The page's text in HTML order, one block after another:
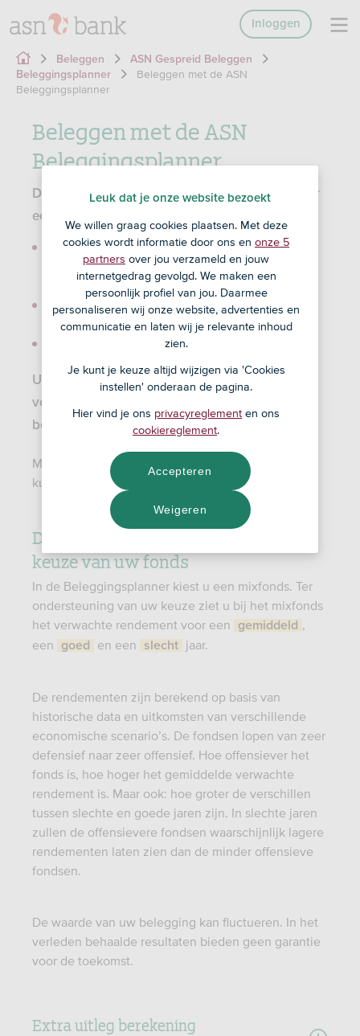
Inloggen
Beleggen
ASN Gespreid Beleggen
Beleggingsplanner
Beleggen met de ASN
Beleggingsplanner
Beleggen met de ASN
Beleggingsplanner
De ASN Beleggingsplanner geeft u in een paar
eenvoudige stappen inzicht in:
het rendement van uw combinatie van
beleggen en sparen; anders gezegd: wat kan
die combinatie u opleveren?
welke inleg is nodig om uw doelbedrag te
realiseren
hoeveel risico u loopt.
U leest hier meer informatie over hoe de
verwachte rendementen en resultaten zijn
berekend.
Met beleggen loop je risico en maak je kosten. Je
kunt je inleg of een deel daarvan verliezen.
De getoonde rendementen bij de
keuze van uw fonds
In de Beleggingsplanner kiest u een mixfonds. Ter
ondersteuning van uw keuze ziet u bij het mixfonds
het verwachte rendement voor een
gemiddeld ,
een
goed en een slecht jaar.
De rendementen zijn berekend op basis van
historische data en uitkomsten van verschillende
economische scenario’s. De fondsen lopen van zeer
defensief naar zeer offensief. Hoe offensiever het
fonds is, hoe hoger het gemiddelde verwachte
rendement is. Maar ook: hoe groter de verschillen
tussen slechte en goede jaren zijn. In slechte jaren
zullen de offensievere fondsen waarschijnlijk lagere
rendementen laten zien dan de minder offensieve
fondsen.
De waarde van uw belegging kan fluctueren. In het
verleden behaalde resultaten bieden geen garantie
voor de toekomst.
Extra uitleg berekening
Leuk dat je onze website bezoekt
We willen graag cookies plaatsen. Met deze
cookies wordt informatie door ons en onze 5
partners over jou verzameld en jouw
internetgedrag gevolgd. We maken een
persoonlijk profiel van jou. Daarmee
personaliseren wij onze website, advertenties en
communicatie en laten wij je relevante inhoud
zien.
Je kunt je keuze altijd wijzigen via 'Cookies
instellen' onderaan de pagina.
Hier vind je ons privacyreglement en ons
cookiereglement.
Weigeren
Accepteren